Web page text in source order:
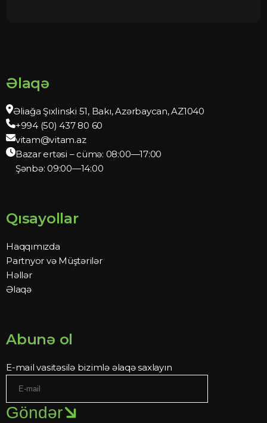
Əlaqə
Əliağa Şıxlinski 51, Bakı, Azərbaycan, AZ1040
+994 (50) 437 80 60
vitam@vitam.az
Bazar ertəsi – cümə: 08:00—17:00
Şənbə: 09:00—14:00
Qısayollar
Haqqımızda
Partnyor və Müştərilər
Həllər
Əlaqə
Abunə ol
E-mail vasitəsilə bizimlə əlaqə saxlayın
Göndər